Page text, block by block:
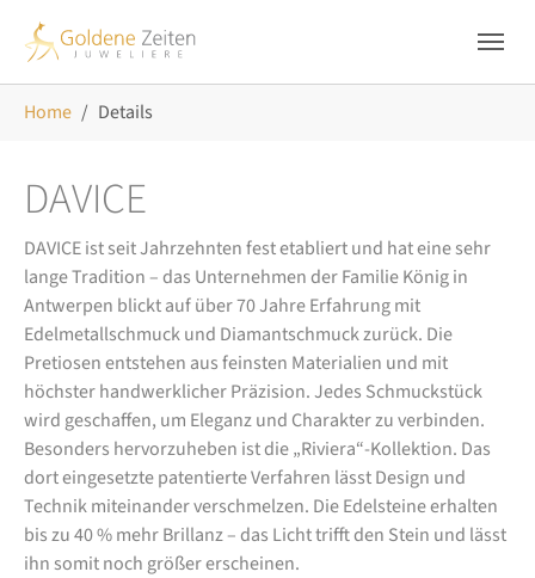
Home Details
DAVICE
DAVICE ist seit Jahrzehnten fest etabliert und hat eine sehr
lange Tradition – das Unternehmen der Familie König in
Antwerpen blickt auf über 70 Jahre Erfahrung mit
Edelmetallschmuck und Diamantschmuck zurück. Die
Pretiosen entstehen aus feinsten Materialien und mit
höchster handwerklicher Präzision. Jedes Schmuckstück
wird geschaffen, um Eleganz und Charakter zu verbinden.
Besonders hervorzuheben ist die „Riviera“-Kollektion. Das
dort eingesetzte patentierte Verfahren lässt Design und
Technik miteinander verschmelzen. Die Edelsteine erhalten
bis zu 40 % mehr Brillanz – das Licht trifft den Stein und lässt
ihn somit noch größer erscheinen.